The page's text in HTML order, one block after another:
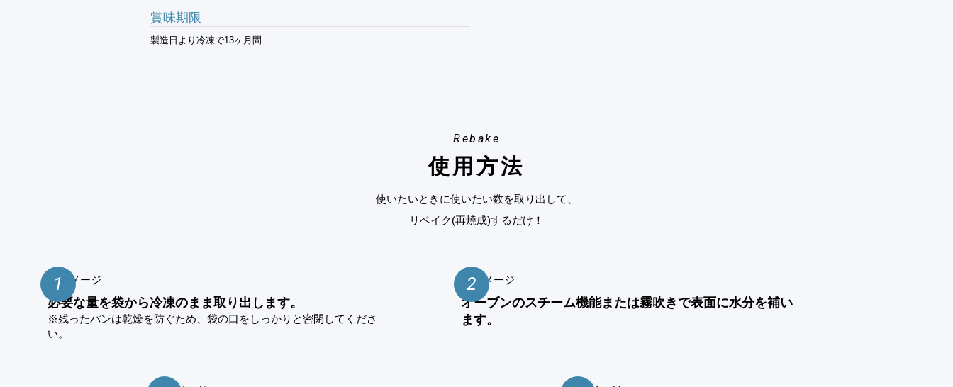
賞味期限
製造日より冷凍で13ヶ月間
Rebake
使用方法
使いたいときに使いたい数を取り出して、
リベイク(再焼成)するだけ！
1
必要な量を袋から冷凍のまま取り出します。
※残ったパンは乾燥を防ぐため、袋の口をしっかりと密閉してくださ
い。
2
オーブンのスチーム機能または霧吹きで表面に水分を補い
ます。